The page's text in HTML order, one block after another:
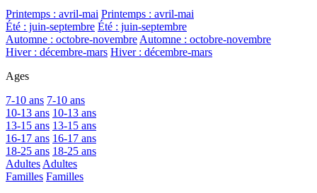
Printemps : avril-mai Printemps : avril-mai
Été : juin-septembre Été : juin-septembre
Automne : octobre-novembre Automne : octobre-novembre
Hiver : décembre-mars Hiver : décembre-mars
Ages
7-10 ans 7-10 ans
10-13 ans 10-13 ans
13-15 ans 13-15 ans
16-17 ans 16-17 ans
18-25 ans 18-25 ans
Adultes Adultes
Familles Familles